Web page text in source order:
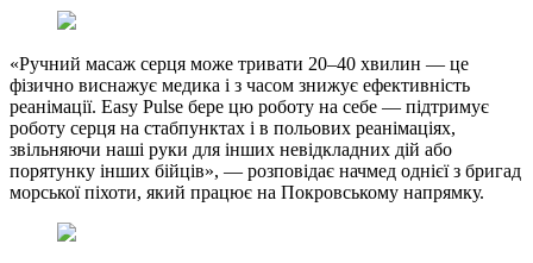
«Ручний масаж серця може тривати 20–40 хвилин — це
фізично виснажує медика і з часом знижує ефективність
реанімації. Easy Pulse бере цю роботу на себе — підтримує
роботу серця на стабпунктах і в польових реанімаціях,
звільняючи наші руки для інших невідкладних дій або
порятунку інших бійців», — розповідає начмед однієї з бригад
морської піхоти, який працює на Покровському напрямку.